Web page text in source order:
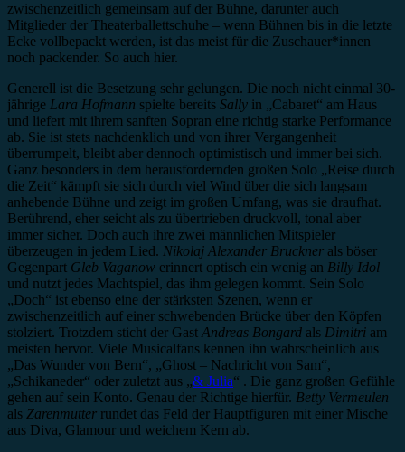
zwischenzeitlich gemeinsam auf der Bühne, darunter auch
Mitglieder der Theaterballettschuhe – wenn Bühnen bis in die letzte
Ecke vollbepackt werden, ist das meist für die Zuschauer*innen
noch packender. So auch hier.
Generell ist die Besetzung sehr gelungen. Die noch nicht einmal 30-
jährige Lara Hofmann spielte bereits Sally in „Cabaret“ am Haus
und liefert mit ihrem sanften Sopran eine richtig starke Performance
ab. Sie ist stets nachdenklich und von ihrer Vergangenheit
überrumpelt, bleibt aber dennoch optimistisch und immer bei sich.
Ganz besonders in dem herausfordernden großen Solo „Reise durch
die Zeit“ kämpft sie sich durch viel Wind über die sich langsam
anhebende Bühne und zeigt im großen Umfang, was sie draufhat.
Berührend, eher seicht als zu übertrieben druckvoll, tonal aber
immer sicher. Doch auch ihre zwei männlichen Mitspieler
überzeugen in jedem Lied. Nikolaj Alexander Bruckner als böser
Gegenpart Gleb Vaganow erinnert optisch ein wenig an Billy Idol
und nutzt jedes Machtspiel, das ihm gelegen kommt. Sein Solo
„Doch“ ist ebenso eine der stärksten Szenen, wenn er
zwischenzeitlich auf einer schwebenden Brücke über den Köpfen
stolziert. Trotzdem sticht der Gast Andreas Bongard als Dimitri am
meisten hervor. Viele Musicalfans kennen ihn wahrscheinlich aus
„Das Wunder von Bern“, „Ghost – Nachricht von Sam“,
„Schikaneder“ oder zuletzt aus „& Julia“ . Die ganz großen Gefühle
gehen auf sein Konto. Genau der Richtige hierfür. Betty Vermeulen
als Zarenmutter rundet das Feld der Hauptfiguren mit einer Mische
aus Diva, Glamour und weichem Kern ab.